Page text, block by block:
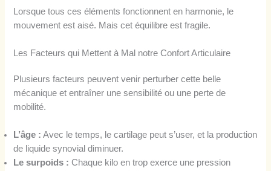
Lorsque tous ces éléments fonctionnent en harmonie, le
mouvement est aisé. Mais cet équilibre est fragile.
Les Facteurs qui Mettent à Mal notre Confort Articulaire
Plusieurs facteurs peuvent venir perturber cette belle
mécanique et entraîner une sensibilité ou une perte de
mobilité.
L’âge : Avec le temps, le cartilage peut s’user, et la production
de liquide synovial diminuer.
Le surpoids : Chaque kilo en trop exerce une pression